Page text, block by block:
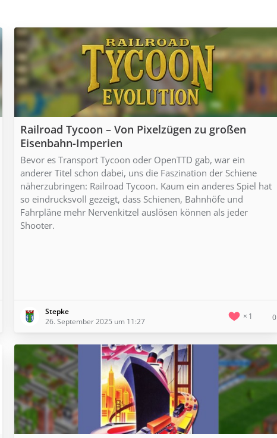
Railroad Tycoon – Von Pixelzügen zu großen
Eisenbahn-Imperien
Bevor es Transport Tycoon oder OpenTTD gab, war ein
anderer Titel schon dabei, uns die Faszination der Schiene
näherzubringen: Railroad Tycoon. Kaum ein anderes Spiel hat
so eindrucksvoll gezeigt, dass Schienen, Bahnhöfe und
Fahrpläne mehr Nervenkitzel auslösen können als jeder
Shooter.
Stepke
26. September 2025 um 11:27
1 0